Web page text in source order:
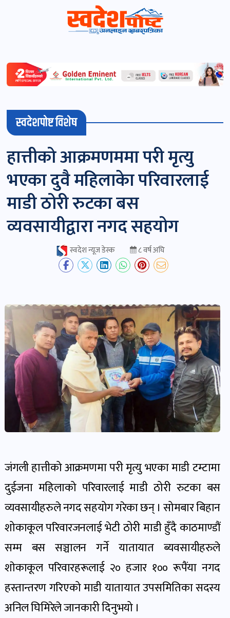
विशेष
माडी
(स्थानीय)
खबर
पोष्ट
चितवन
खबर
पोष्ट
विकास-
निर्माण
खबर
पोष्ट
कृषि
र
पोष्ट
पर्यटन
खबर
पोष्ट
शिक्षा
पोष्ट
स्वदेशपोष्ट विशेष
हात्तीको आक्रमणममा परी मृत्यु
भएका दुवै महिलाकेा परिवारलाई
माडी ठोरी रुटका बस
व्यवसायीद्वारा नगद सहयोग
स्वदेश न्यूज डेस्क ८ वर्ष अघि
जंगली हात्तीको आक्रमणमा परी मृत्यु भएका माडी टम्टामा
दुईजना महिलाको परिवारलाई माडी ठोरी रुटका बस
व्यवसायीहरुले नगद सहयोग गरेका छन् । सोमबार बिहान
शोकाकूल परिवारजनलाई भेटी ठोरी माडी हुँदै काठमाण्डौं
सम्म बस सञ्चालन गर्ने यातायात ब्यवसायीहरुले
शाेकाकूल परिवारहरूलाई २० हजार १०० रूपैंया नगद
हस्तान्तरण गरिएको माडी यातायात उपसमितिका सदस्य
अनिल घिमिरेले जानकारी दिनुभयो ।